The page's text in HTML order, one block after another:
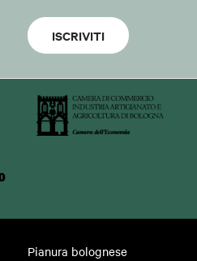
ISCRIVITI
Pianura bolognese